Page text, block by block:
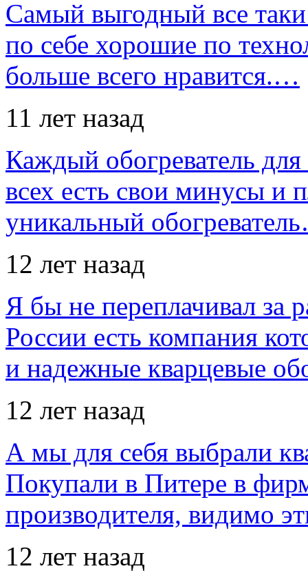
Самый выгодный все таки
по себе хорошие по
больше всего нравится.…
11 лет назад
Каждый обогреватель
всех есть свои минусы и
уникальный
12 лет назад
Я бы не переплачивал за
России есть компания
и надежные кварцевые
12 лет назад
А мы для себя выбрали
Покупали в Питере в
производителя, видимо
12 лет назад